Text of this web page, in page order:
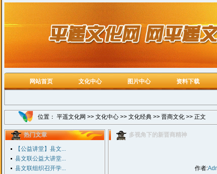
网站首页 文化中心 图片中心 资料下载
位置： 平遥文化网 >> 文化中心 >> 文化经典 >> 晋商文化 >> 正文
热门文章
【公益讲堂】县文...
县文联公益大讲堂...
县文联组织召开学...
多视角下的新晋商精神
作者: